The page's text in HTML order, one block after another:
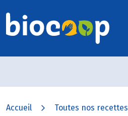
Accueil Toutes nos recettes